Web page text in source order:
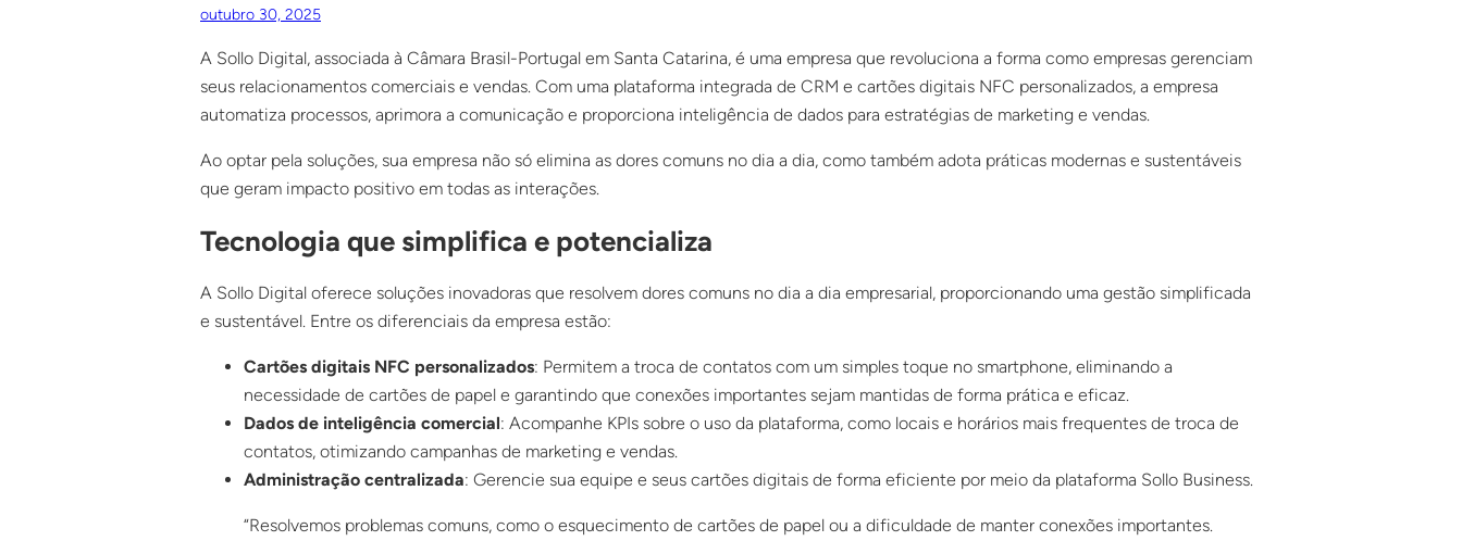
outubro 30, 2025
A Sollo Digital, associada à Câmara Brasil-Portugal em Santa Catarina, é uma empresa que revoluciona a forma como empresas gerenciam
seus relacionamentos comerciais e vendas. Com uma plataforma integrada de CRM e cartões digitais NFC personalizados, a empresa
automatiza processos, aprimora a comunicação e proporciona inteligência de dados para estratégias de marketing e vendas.
Ao optar pela soluções, sua empresa não só elimina as dores comuns no dia a dia, como também adota práticas modernas e sustentáveis
que geram impacto positivo em todas as interações.
Tecnologia que simplifica e potencializa
A Sollo Digital oferece soluções inovadoras que resolvem dores comuns no dia a dia empresarial, proporcionando uma gestão simplificada
e sustentável. Entre os diferenciais da empresa estão:
Cartões digitais NFC personalizados: Permitem a troca de contatos com um simples toque no smartphone, eliminando a
necessidade de cartões de papel e garantindo que conexões importantes sejam mantidas de forma prática e eficaz.
Dados de inteligência comercial: Acompanhe KPIs sobre o uso da plataforma, como locais e horários mais frequentes de troca de
contatos, otimizando campanhas de marketing e vendas.
Administração centralizada: Gerencie sua equipe e seus cartões digitais de forma eficiente por meio da plataforma Sollo Business.
“Resolvemos problemas comuns, como o esquecimento de cartões de papel ou a dificuldade de manter conexões importantes.